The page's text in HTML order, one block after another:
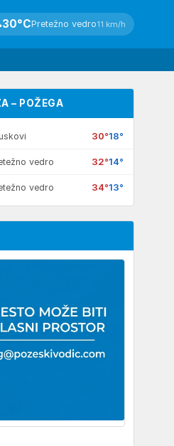
30°CPretežno vedro11 km/h
– POŽEGA
30°18°
vedro 32°14°
vedro 34°13°